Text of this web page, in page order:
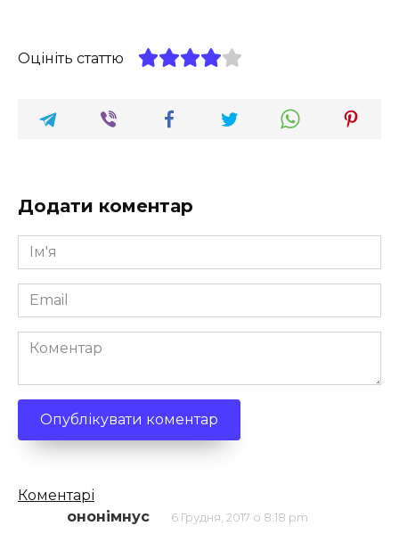
Оцініть статтю
Додати коментар
Ім'я
*
Email
*
Коментар
Кількість
коментарів
Коментарі
ононімнус
6 Грудня, 2017 о 8:18 pm